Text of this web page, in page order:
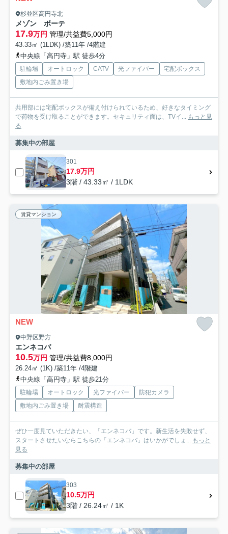
杉並区高円寺北
メゾン ボーテ
17.9万円 管理/共益費5,000円
43.33㎡ (1LDK) /築11年 /4階建
中央線「高円寺」駅 徒歩4分
駐輪場 オートロック CATV 光ファイバー
宅配ボックス
敷地内ごみ置き場
共用部には宅配ボックスが備え付けられているため、好きなタイミング
で荷物を受け取ることができます。セキュリティ面は、TVイ... もっと見
る
募集中の部屋
301
17.9万円
3階 / 43.33㎡ / 1LDK
賃貸マンション
NEW
中野区野方
エンネコバ
10.5万円 管理/共益費8,000円
26.24㎡ (1K) /築11年 /4階建
中央線「高円寺」駅 徒歩21分
駐輪場 オートロック 光ファイバー
防犯カメラ
敷地内ごみ置き場
耐震構造
ぜひ一度見ていただきたい、「エンネコバ」です。新生活を失敗せず、
スタートさせたいならこちらの「エンネコバ」はいかがでしょ... もっと
見る
募集中の部屋
303
10.5万円
3階 / 26.24㎡ / 1K